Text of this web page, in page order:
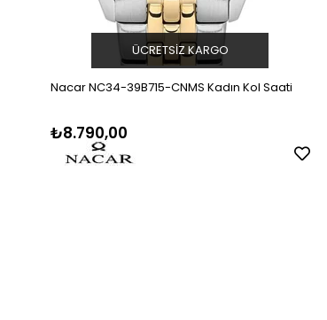
Nacar NC34-39B715-CNMS Kadın Kol Saati
₺8.790,00
ÜCRETSIZ KARGO